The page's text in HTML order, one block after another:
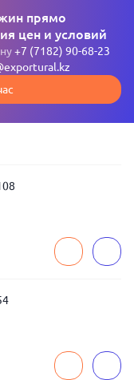
прямо
цен и условий
+7 (7182) 90-68-23